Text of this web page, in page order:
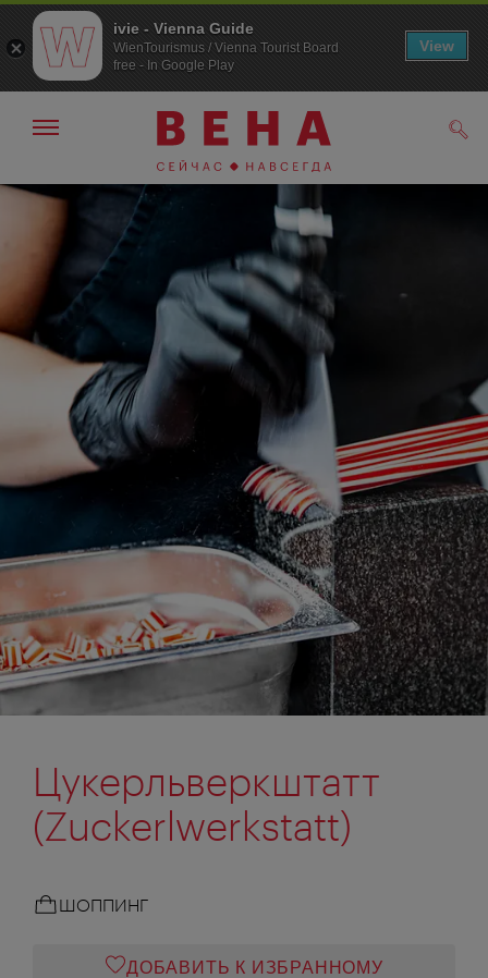
К
навигации
К
содержанию
Показать/
навигации
Цукерльверкштатт
(Zuckerlwerkstatt)
ШОППИНГ
ДОБАВИТЬ К ИЗБРАННОМУ
ivie - Vienna Guide
WienTourismus / Vienna Tourist Board
free - In Google Play
View